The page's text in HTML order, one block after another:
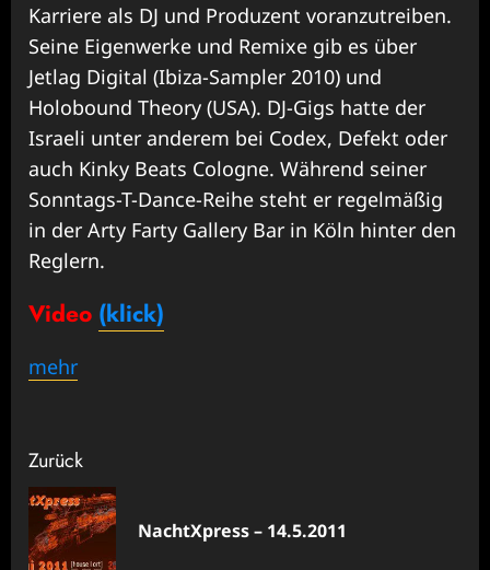
Karriere als DJ und Produzent voranzutreiben.
Seine Eigenwerke und Remixe gib es über
Jetlag Digital (Ibiza-Sampler 2010) und
Holobound Theory (USA). DJ-Gigs hatte der
Israeli unter anderem bei Codex, Defekt oder
auch Kinky Beats Cologne. Während seiner
Sonntags-T-Dance-Reihe steht er regelmäßig
in der Arty Farty Gallery Bar in Köln hinter den
Reglern.
Video (klick)
mehr
Beitragsnavigation
Zurück
NachtXpress – 14.5.2011